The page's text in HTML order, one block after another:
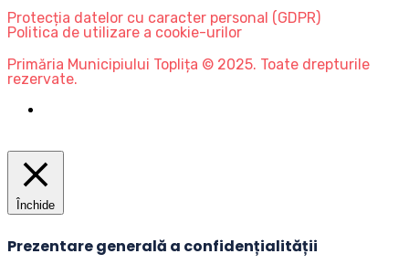
Protecția datelor cu caracter personal (GDPR)
Politica de utilizare a cookie-urilor
Primăria Municipiului Toplița © 2025. Toate drepturile
rezervate.
Închide
Prezentare generală a confidențialității